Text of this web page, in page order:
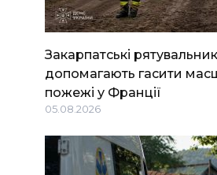
Закарпатські
допомагають гасити
пожежі у Франції
05.08.2026